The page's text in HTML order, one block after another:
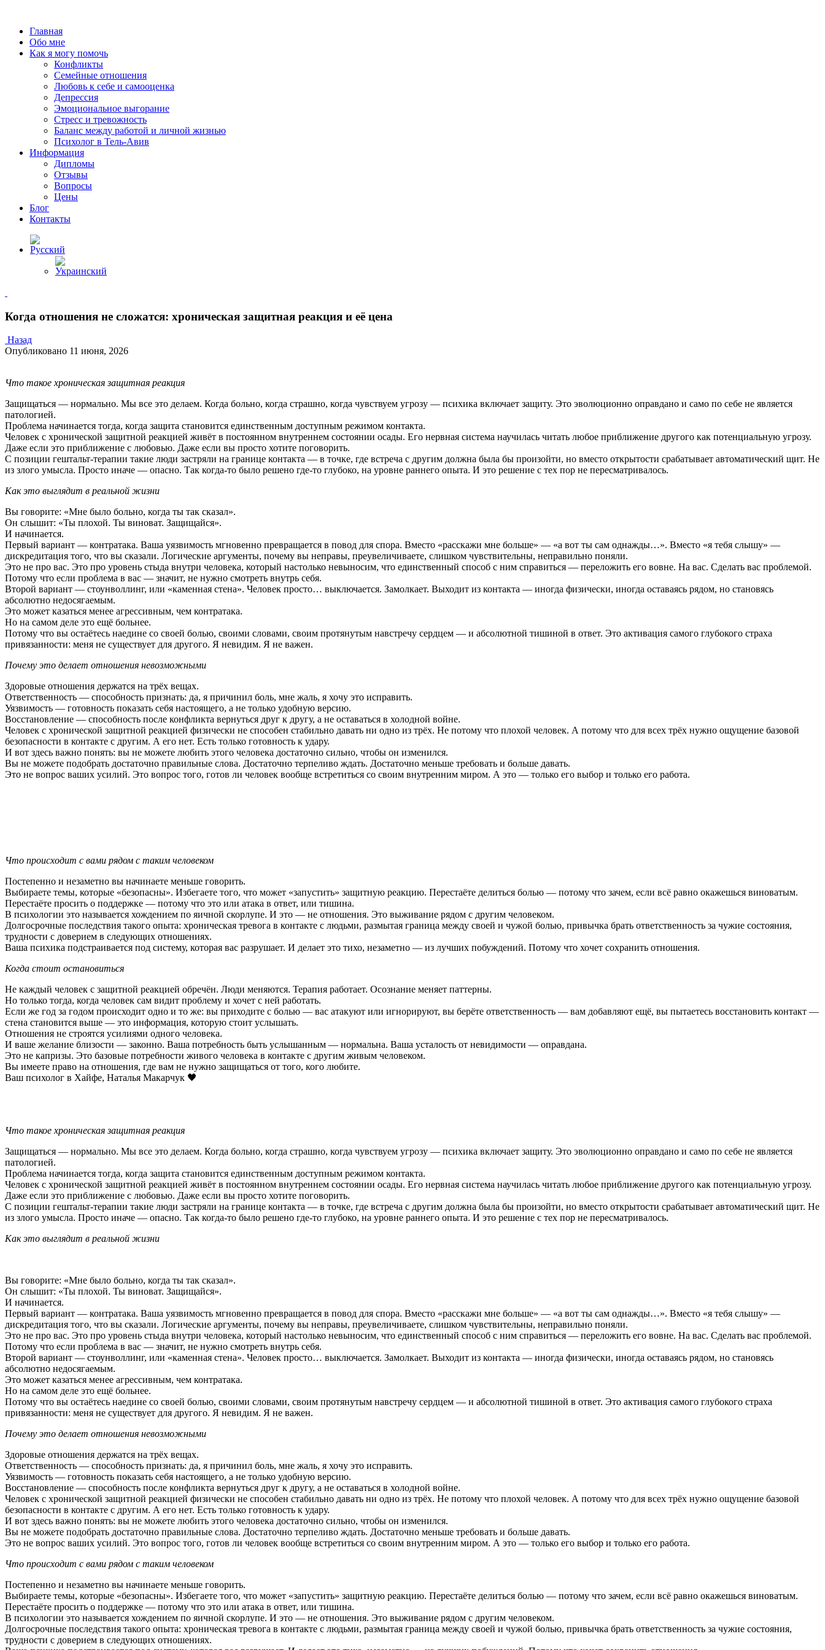
Главная
Обо мне
Как я могу помочь
Конфликты
Семейные отношения
Любовь к себе и самооценка
Депрессия
Эмоциональное выгорание
Стресс и тревожность
Баланс между работой и личной жизнью
Психолог в Тель-Авив
Информация
Дипломы
Отзывы
Вопросы
Цены
Блог
Контакты
Когда отношения не сложатся: хроническая защитная реакция и её цена
Назад
Опубликовано 11 июня, 2026
Что такое хроническая защитная реакция
Защищаться — нормально. Мы все это делаем. Когда больно, когда страшно, когда чувствуем угрозу — психика включает защиту. Это эволюционно оправдано и само по себе не является
патологией.
Проблема начинается тогда, когда защита становится единственным доступным режимом контакта.
Человек с хронической защитной реакцией живёт в постоянном внутреннем состоянии осады. Его нервная система научилась читать любое приближение другого как потенциальную угрозу.
Даже если это приближение с любовью. Даже если вы просто хотите поговорить.
С позиции гештальт-терапии такие люди застряли на границе контакта — в точке, где встреча с другим должна была бы произойти, но вместо открытости срабатывает автоматический щит. Не
из злого умысла. Просто иначе — опасно. Так когда-то было решено где-то глубоко, на уровне раннего опыта. И это решение с тех пор не пересматривалось.
Как это выглядит в реальной жизни
Вы говорите: «Мне было больно, когда ты так сказал».
Он слышит: «Ты плохой. Ты виноват. Защищайся».
И начинается.
Первый вариант — контратака. Ваша уязвимость мгновенно превращается в повод для спора. Вместо «расскажи мне больше» — «а вот ты сам однажды…». Вместо «я тебя слышу» —
дискредитация того, что вы сказали. Логические аргументы, почему вы неправы, преувеличиваете, слишком чувствительны, неправильно поняли.
Это не про вас. Это про уровень стыда внутри человека, который настолько невыносим, что единственный способ с ним справиться — переложить его вовне. На вас. Сделать вас проблемой.
Потому что если проблема в вас — значит, не нужно смотреть внутрь себя.
Второй вариант — стоунволлинг, или «каменная стена». Человек просто… выключается. Замолкает. Выходит из контакта — иногда физически, иногда оставаясь рядом, но становясь
абсолютно недосягаемым.
Это может казаться менее агрессивным, чем контратака.
Но на самом деле это ещё больнее.
Потому что вы остаётесь наедине со своей болью, своими словами, своим протянутым навстречу сердцем — и абсолютной тишиной в ответ. Это активация самого глубокого страха
привязанности: меня не существует для другого. Я невидим. Я не важен.
Почему это делает отношения невозможными
Здоровые отношения держатся на трёх вещах.
Ответственность — способность признать: да, я причинил боль, мне жаль, я хочу это исправить.
Уязвимость — готовность показать себя настоящего, а не только удобную версию.
Восстановление — способность после конфликта вернуться друг к другу, а не оставаться в холодной войне.
Человек с хронической защитной реакцией физически не способен стабильно давать ни одно из трёх. Не потому что плохой человек. А потому что для всех трёх нужно ощущение базовой
безопасности в контакте с другим. А его нет. Есть только готовность к удару.
И вот здесь важно понять: вы не можете любить этого человека достаточно сильно, чтобы он изменился.
Вы не можете подобрать достаточно правильные слова. Достаточно терпеливо ждать. Достаточно меньше требовать и больше давать.
Это не вопрос ваших усилий. Это вопрос того, готов ли человек вообще встретиться со своим внутренним миром. А это — только его выбор и только его работа.
Что происходит с вами рядом с таким человеком
Постепенно и незаметно вы начинаете меньше говорить.
Выбираете темы, которые «безопасны». Избегаете того, что может «запустить» защитную реакцию. Перестаёте делиться болью — потому что зачем, если всё равно окажешься виноватым.
Перестаёте просить о поддержке — потому что это или атака в ответ, или тишина.
В психологии это называется хождением по яичной скорлупе. И это — не отношения. Это выживание рядом с другим человеком.
Долгосрочные последствия такого опыта: хроническая тревога в контакте с людьми, размытая граница между своей и чужой болью, привычка брать ответственность за чужие состояния,
трудности с доверием в следующих отношениях.
Ваша психика подстраивается под систему, которая вас разрушает. И делает это тихо, незаметно — из лучших побуждений. Потому что хочет сохранить отношения.
Когда стоит остановиться
Не каждый человек с защитной реакцией обречён. Люди меняются. Терапия работает. Осознание меняет паттерны.
Но только тогда, когда человек сам видит проблему и хочет с ней работать.
Если же год за годом происходит одно и то же: вы приходите с болью — вас атакуют или игнорируют, вы берёте ответственность — вам добавляют ещё, вы пытаетесь восстановить контакт —
стена становится выше — это информация, которую стоит услышать.
Отношения не строятся усилиями одного человека.
И ваше желание близости — законно. Ваша потребность быть услышанным — нормальна. Ваша усталость от невидимости — оправдана.
Это не капризы. Это базовые потребности живого человека в контакте с другим живым человеком.
Вы имеете право на отношения, где вам не нужно защищаться от того, кого любите.
Ваш психолог в Хайфе, Наталья Макарчук 🖤
Что такое хроническая защитная реакция
Защищаться — нормально. Мы все это делаем. Когда больно, когда страшно, когда чувствуем угрозу — психика включает защиту. Это эволюционно оправдано и само по себе не является
патологией.
Проблема начинается тогда, когда защита становится единственным доступным режимом контакта.
Человек с хронической защитной реакцией живёт в постоянном внутреннем состоянии осады. Его нервная система научилась читать любое приближение другого как потенциальную угрозу.
Даже если это приближение с любовью. Даже если вы просто хотите поговорить.
С позиции гештальт-терапии такие люди застряли на границе контакта — в точке, где встреча с другим должна была бы произойти, но вместо открытости срабатывает автоматический щит. Не
из злого умысла. Просто иначе — опасно. Так когда-то было решено где-то глубоко, на уровне раннего опыта. И это решение с тех пор не пересматривалось.
Как это выглядит в реальной жизни
Вы говорите: «Мне было больно, когда ты так сказал».
Он слышит: «Ты плохой. Ты виноват. Защищайся».
И начинается.
Первый вариант — контратака. Ваша уязвимость мгновенно превращается в повод для спора. Вместо «расскажи мне больше» — «а вот ты сам однажды…». Вместо «я тебя слышу» —
дискредитация того, что вы сказали. Логические аргументы, почему вы неправы, преувеличиваете, слишком чувствительны, неправильно поняли.
Это не про вас. Это про уровень стыда внутри человека, который настолько невыносим, что единственный способ с ним справиться — переложить его вовне. На вас. Сделать вас проблемой.
Потому что если проблема в вас — значит, не нужно смотреть внутрь себя.
Второй вариант — стоунволлинг, или «каменная стена». Человек просто… выключается. Замолкает. Выходит из контакта — иногда физически, иногда оставаясь рядом, но становясь
абсолютно недосягаемым.
Это может казаться менее агрессивным, чем контратака.
Но на самом деле это ещё больнее.
Потому что вы остаётесь наедине со своей болью, своими словами, своим протянутым навстречу сердцем — и абсолютной тишиной в ответ. Это активация самого глубокого страха
привязанности: меня не существует для другого. Я невидим. Я не важен.
Почему это делает отношения невозможными
Здоровые отношения держатся на трёх вещах.
Ответственность — способность признать: да, я причинил боль, мне жаль, я хочу это исправить.
Уязвимость — готовность показать себя настоящего, а не только удобную версию.
Восстановление — способность после конфликта вернуться друг к другу, а не оставаться в холодной войне.
Человек с хронической защитной реакцией физически не способен стабильно давать ни одно из трёх. Не потому что плохой человек. А потому что для всех трёх нужно ощущение базовой
безопасности в контакте с другим. А его нет. Есть только готовность к удару.
И вот здесь важно понять: вы не можете любить этого человека достаточно сильно, чтобы он изменился.
Вы не можете подобрать достаточно правильные слова. Достаточно терпеливо ждать. Достаточно меньше требовать и больше давать.
Это не вопрос ваших усилий. Это вопрос того, готов ли человек вообще встретиться со своим внутренним миром. А это — только его выбор и только его работа.
Что происходит с вами рядом с таким человеком
Постепенно и незаметно вы начинаете меньше говорить.
Выбираете темы, которые «безопасны». Избегаете того, что может «запустить» защитную реакцию. Перестаёте делиться болью — потому что зачем, если всё равно окажешься виноватым.
Перестаёте просить о поддержке — потому что это или атака в ответ, или тишина.
В психологии это называется хождением по яичной скорлупе. И это — не отношения. Это выживание рядом с другим человеком.
Долгосрочные последствия такого опыта: хроническая тревога в контакте с людьми, размытая граница между своей и чужой болью, привычка брать ответственность за чужие состояния,
трудности с доверием в следующих отношениях.